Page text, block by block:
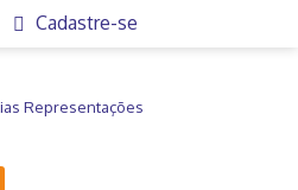
Cadastre-se